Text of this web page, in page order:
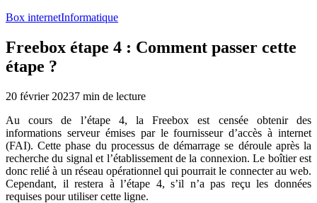
Box internetInformatique
Freebox étape 4 : Comment passer cette
étape ?
20 février 20237 min de lecture
Au cours de l’étape 4, la Freebox est censée obtenir des
informations serveur émises par le fournisseur d’accès à internet
(FAI). Cette phase du processus de démarrage se déroule après la
recherche du signal et l’établissement de la connexion. Le boîtier est
donc relié à un réseau opérationnel qui pourrait le connecter au web.
Cependant, il restera à l’étape 4, s’il n’a pas reçu les données
requises pour utiliser cette ligne.